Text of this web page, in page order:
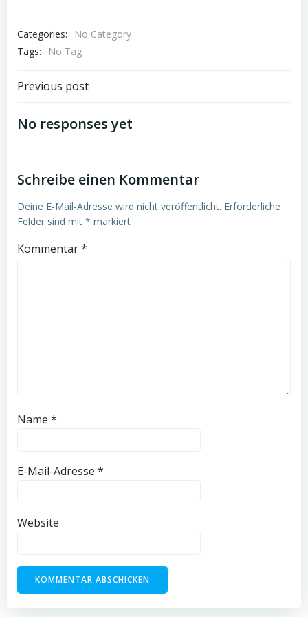
Categories:
No Category
Tags:
No Tag
Post
navigation
Previous post
No responses yet
Schreibe einen Kommentar
Deine E-Mail-Adresse wird nicht veröffentlicht. Erforderliche
Felder sind mit * markiert
Kommentar*
Name *
E-Mail-Adresse *
Website